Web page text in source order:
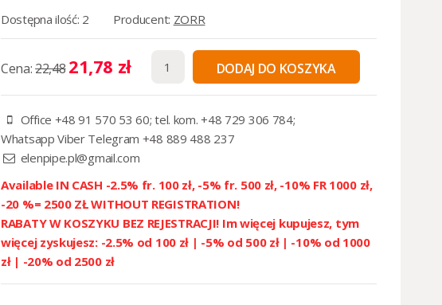
Dostępna ilość: 2 Producent: ZORR
Cena:22,48 21,78 zł DODAJ DO KOSZYKA
Office +48 91 570 53 60; tel. kom. +48 729 306 784;
Whatsapp Viber Telegram +48 889 488 237
elenpipe.pl@gmail.com
Available IN CASH -2.5% fr. 100 zł, -5% fr. 500 zł, -10% FR 1000 zł,
-20 %= 2500 ZŁ WITHOUT REGISTRATION!
RABATY W KOSZYKU BEZ REJESTRACJI! Im więcej kupujesz, tym
więcej zyskujesz: -2.5% od 100 zł | -5% od 500 zł | -10% od 1000
zł | -20% od 2500 zł